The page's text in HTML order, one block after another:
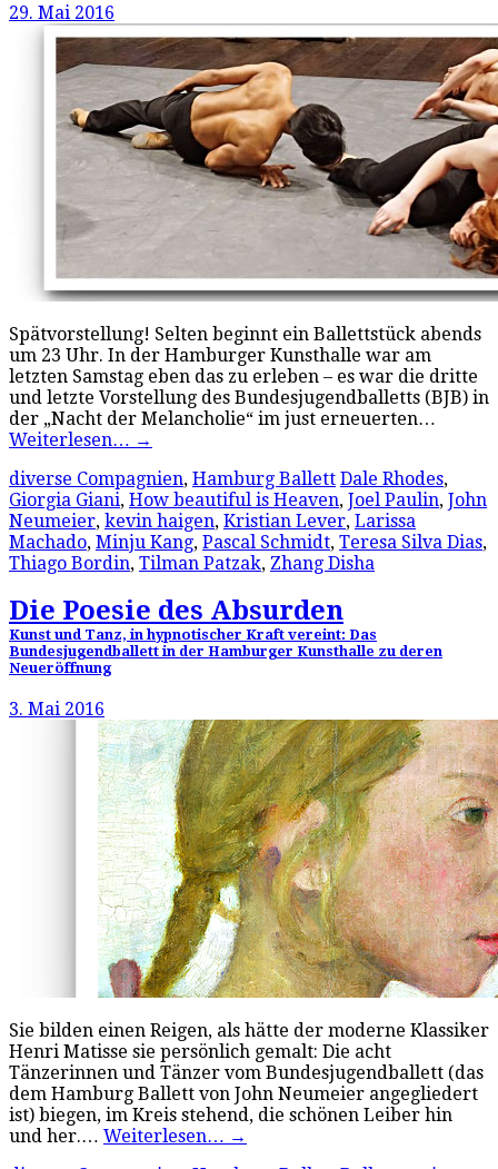
29. Mai 2016
Spätvorstellung! Selten beginnt ein Ballettstück abends
um 23 Uhr. In der Hamburger Kunsthalle war am
letzten Samstag eben das zu erleben – es war die dritte
und letzte Vorstellung des Bundesjugendballetts (BJB) in
der „Nacht der Melancholie“ im just erneuerten…
Weiterlesen… →
diverse Compagnien, Hamburg Ballett Dale Rhodes,
Giorgia Giani, How beautiful is Heaven, Joel Paulin, John
Neumeier, kevin haigen, Kristian Lever, Larissa
Machado, Minju Kang, Pascal Schmidt, Teresa Silva Dias,
Thiago Bordin, Tilman Patzak, Zhang Disha
Die Poesie des Absurden
Kunst und Tanz, in hypnotischer Kraft vereint: Das
Bundesjugendballett in der Hamburger Kunsthalle zu deren
Neueröffnung
3. Mai 2016
Sie bilden einen Reigen, als hätte der moderne Klassiker
Henri Matisse sie persönlich gemalt: Die acht
Tänzerinnen und Tänzer vom Bundesjugendballett (das
dem Hamburg Ballett von John Neumeier angegliedert
ist) biegen, im Kreis stehend, die schönen Leiber hin
und her.… Weiterlesen… →